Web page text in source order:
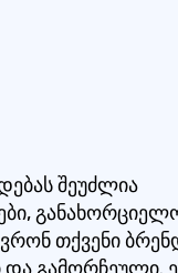
შეუძლია
თქვენი